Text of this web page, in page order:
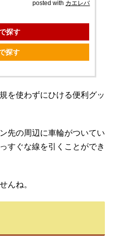
posted with カエレバ
探す
探す
を使わずにひける便利グッ
先の周辺に車輪がついてい
すぐな線を引くことができ
んね。